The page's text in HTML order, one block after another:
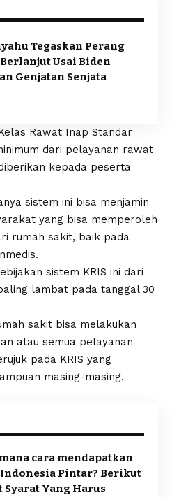
Tegaskan Perang
Usai Biden
Genjatan Senjata
Rawat Inap Standar
dari pelayanan rawat
kepada peserta
sistem ini bisa menjamin
yang bisa memperoleh
rumah sakit, baik pada
sistem KRIS ini dari
lambat pada tanggal 30
sakit bisa melakukan
atau semua pelayanan
pada KRIS yang
masing-masing.
cara mendapatkan
Pintar? Berikut
Syarat Yang Harus